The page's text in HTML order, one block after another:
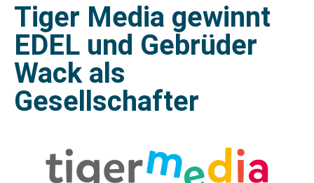
Tiger Media gewinnt
EDEL und Gebrüder
Wack als
Gesellschafter